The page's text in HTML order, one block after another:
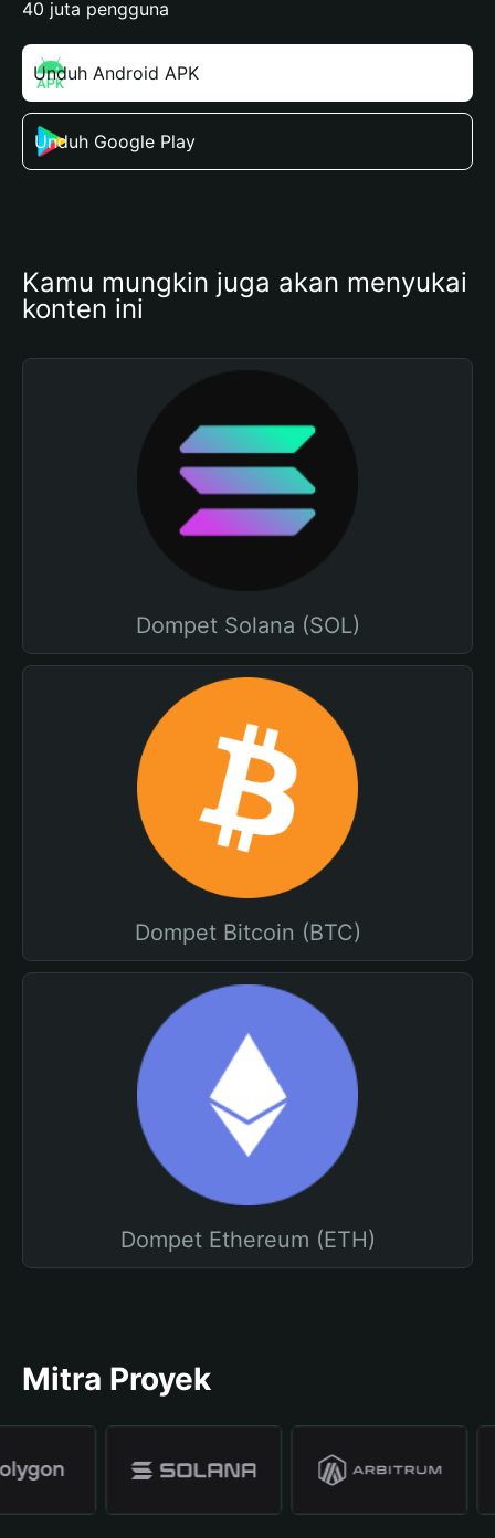
40 juta pengguna
Unduh Android APK
Unduh Google Play
Kamu mungkin juga akan menyukai
konten ini
Dompet Solana (SOL)
Dompet Bitcoin (BTC)
Dompet Ethereum (ETH)
Mitra Proyek